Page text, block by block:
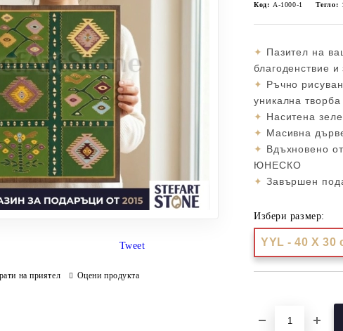
Код: А-1000-1 Тегло:
✦ Пазител на
благоденствие
✦ Ръчно
уникална творба
✦ Наситена
✦ Масивна
✦ Вдъхновено
ЮНЕСКО
✦ Завършен
Избери размер:
YYL - 40 X 30
Tweet
на приятел Оцени продукта